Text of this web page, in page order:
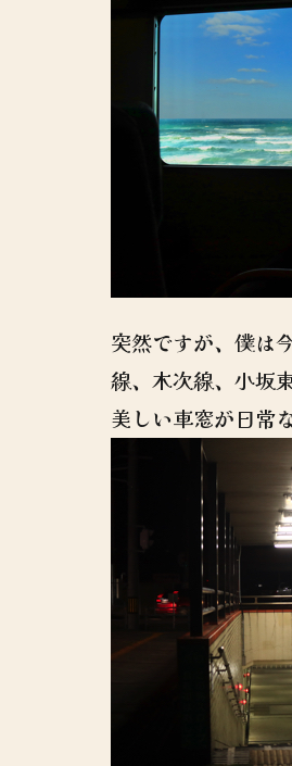
突然ですが、僕は
線、木次線、小坂
美しい車窓が日常